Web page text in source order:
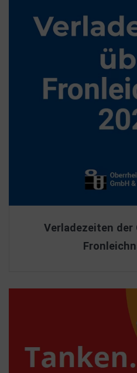
Verladezeiten der